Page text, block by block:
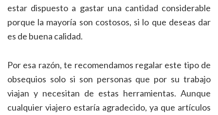
estar dispuesto a gastar una cantidad considerable
porque la mayoría son costosos, si lo que deseas dar
es de buena calidad.
Por esa razón, te recomendamos regalar este tipo de
obsequios solo si son personas que por su trabajo
viajan y necesitan de estas herramientas. Aunque
cualquier viajero estaría agradecido, ya que artículos